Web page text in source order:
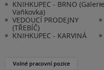
KNIHKUPEC - BRNO (Galerie
Vaňkovka)
VEDOUCÍ PRODEJNY
(TŘEBÍČ)
KNIHKUPEC - KARVINÁ
Volné pracovní pozice